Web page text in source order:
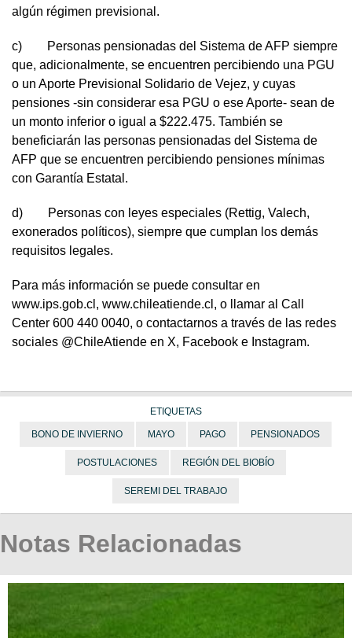
algún régimen previsional.
c) Personas pensionadas del Sistema de AFP siempre
que, adicionalmente, se encuentren percibiendo una PGU
o un Aporte Previsional Solidario de Vejez, y cuyas
pensiones -sin considerar esa PGU o ese Aporte- sean de
un monto inferior o igual a $222.475. También se
beneficiarán las personas pensionadas del Sistema de
AFP que se encuentren percibiendo pensiones mínimas
con Garantía Estatal.
d) Personas con leyes especiales (Rettig, Valech,
exonerados políticos), siempre que cumplan los demás
requisitos legales.
Para más información se puede consultar en
www.ips.gob.cl, www.chileatiende.cl, o llamar al Call
Center 600 440 0040, o contactarnos a través de las redes
sociales @ChileAtiende en X, Facebook e Instagram.
ETIQUETAS
BONO DE INVIERNO MAYO PAGO PENSIONADOS
POSTULACIONES REGIÓN DEL BIOBÍO
SEREMI DEL TRABAJO
Notas Relacionadas